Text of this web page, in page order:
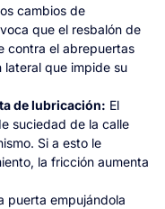
cambios de
que el resbalón de
contra el abrepuertas
lateral que impide su
de lubricación: El
suciedad de la calle
Si a esto le
la fricción aumenta
puerta empujándola